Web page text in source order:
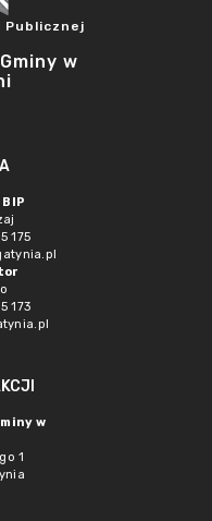
w
175
173
w
1